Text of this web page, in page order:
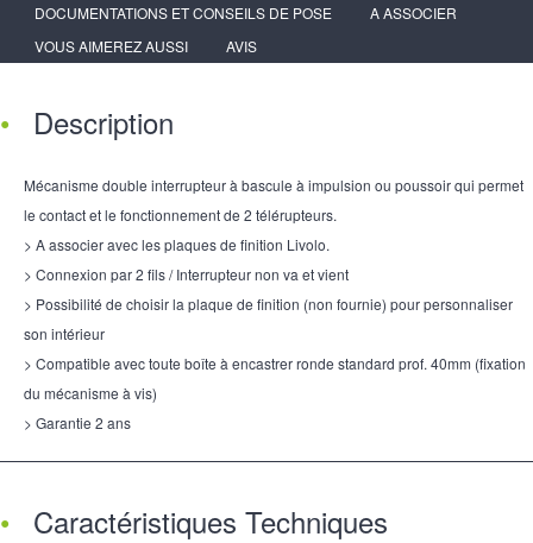
DOCUMENTATIONS ET CONSEILS DE POSE
A ASSOCIER
VOUS AIMEREZ AUSSI
AVIS
Description
Mécanisme double interrupteur à bascule à impulsion ou poussoir qui permet
le contact et le fonctionnement de 2 télérupteurs.
> A associer avec les plaques de finition Livolo.
> Connexion par 2 fils / Interrupteur non va et vient
> Possibilité de choisir la plaque de finition (non fournie) pour personnaliser
son intérieur
> Compatible avec toute boîte à encastrer ronde standard prof. 40mm (fixation
du mécanisme à vis)
> Garantie 2 ans
Caractéristiques Techniques